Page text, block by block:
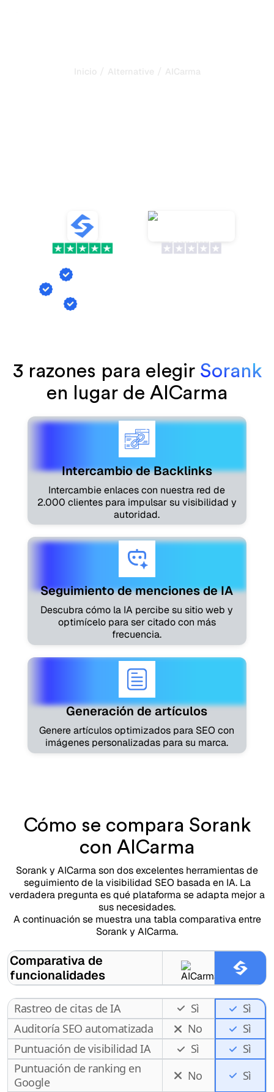
Inicio / Alternative / AICarma
Generación de artículos
3 razones para elegir Sorank
en lugar de AICarma
Intercambio de Backlinks
Intercambie enlaces con nuestra red de
2.000 clientes para impulsar su visibilidad y
autoridad.
Seguimiento de menciones de IA
Descubra cómo la IA percibe su sitio web y
optimícelo para ser citado con más
frecuencia.
Generación de artículos
Genere artículos optimizados para SEO con
imágenes personalizadas para su marca.
Cómo se compara Sorank
con AICarma
Sorank y AICarma son dos excelentes herramientas de
seguimiento de la visibilidad SEO basada en IA. La
verdadera pregunta es qué plataforma se adapta mejor a
sus necesidades.
A continuación se muestra una tabla comparativa entre
Sorank y AICarma.
Comparativa de
funcionalidades
Rastreo de citas de IA Sì
Sì
Auditoría SEO automatizada
No
Sì
Puntuación de visibilidad IA
Sì
Sì
Puntuación de ranking en
Google
No
Sì